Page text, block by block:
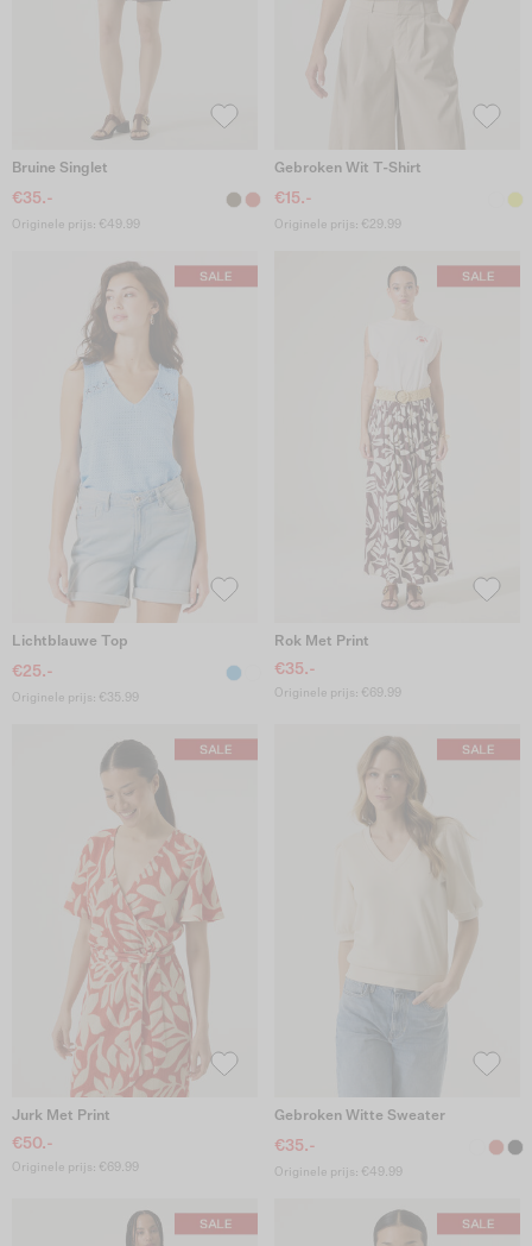
Bruine Singlet
€35.-
Originele prijs: €49.99
Gebroken Wit T-Shirt
€15.-
Originele prijs: €29.99
Lichtblauwe Top
€25.-
Originele prijs: €35.99
Rok Met Print
€35.-
Originele prijs: €69.99
Jurk Met Print
€50.-
Originele prijs: €69.99
Gebroken Witte Sweater
€35.-
Originele prijs: €49.99